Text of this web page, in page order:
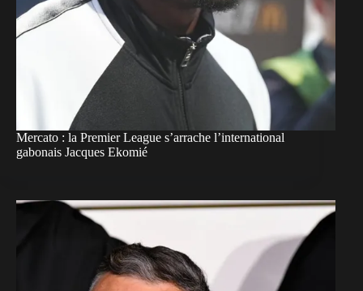
Mercato : la Premier League s’arrache l’international
gabonais Jacques Ekomié